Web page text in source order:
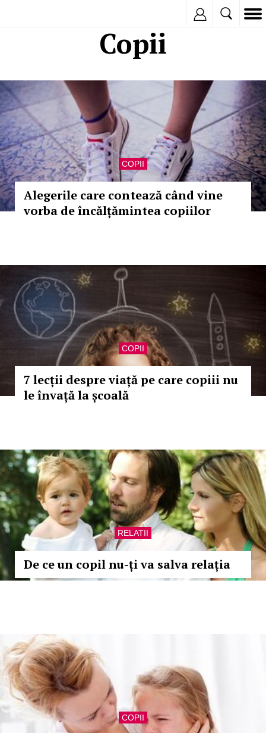
Copii
COPII
Alegerile care contează când vine
vorba de încălțămintea copiilor
COPII
7 lecții despre viață pe care copiii nu
le învață la școală
RELATII
De ce un copil nu-ți va salva relația
COPII